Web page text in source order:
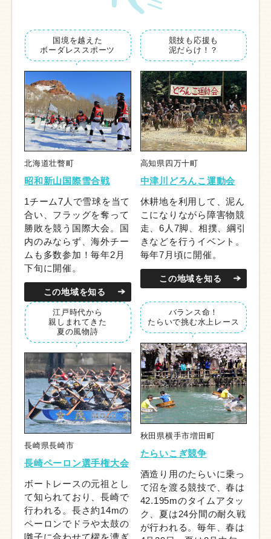
国境を越えた
ボーダレス スポーツ
北海道壮瞥町
昭和新山国際雪合戦
1チーム7人で雪球を当て
合い、フラッグを奪って
勝敗を競う国際大会。国
内のみならず、海外チー
ムも多数参加！毎年2月
下旬に開催。
この地域を知る
競技も応援も
泥だらけ！？
高知県四万十町
中津川どろんこ運動会
休耕地を利用して、泥ん
こになりながら障害物競
走、6人7脚、相撲、綱引
きなどを行うイベント。
毎年7月頃に開催。
この地域を知る
江戸時代から
親しまれてきた
夏の風物詩
長崎県長崎市
長崎ペーロン選手権大会
ボートレースの元祖とし
て知られており、長崎で
行われる。長さ約14mの
ペーロンでドラや太鼓の
囃子に合わせて櫂を漕ぎ
バランス命！
たらいで挑む水上レース
秋田県横手市増田町
たらいこぎ競争
酒造り用のたらいに乗っ
て沼を渡る競技で、春は
42.195mのタイムアタッ
ク、夏は24分間の耐久戦
が行われる。毎年、春は